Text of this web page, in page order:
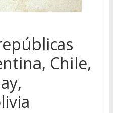
Chile,